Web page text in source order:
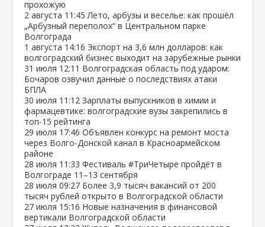
прохожую
2 августа 11:45 Лето, арбузы и веселье: как прошёл
„Арбузный переполох“ в Центральном парке
Волгограда
1 августа 14:16 Экспорт на 3,6 млн долларов: как
волгоградский бизнес выходит на зарубежные рынки
31 июля 12:11 Волгоградская область под ударом:
Бочаров озвучил данные о последствиях атаки
БПЛА
30 июля 11:12 Зарплаты выпускников в химии и
фармацевтике: волгоградские вузы закрепились в
топ‑15 рейтинга
29 июля 17:46 Объявлен конкурс на ремонт моста
через Волго‑Донской канал в Красноармейском
районе
28 июля 11:33 Фестиваль #ТриЧетыре пройдёт в
Волгограде 11–13 сентября
28 июля 09:27 Более 3,9 тысяч вакансий от 200
тысяч рублей открыто в Волгоградской области
27 июля 15:16 Новые назначения в финансовой
вертикали Волгоградской области